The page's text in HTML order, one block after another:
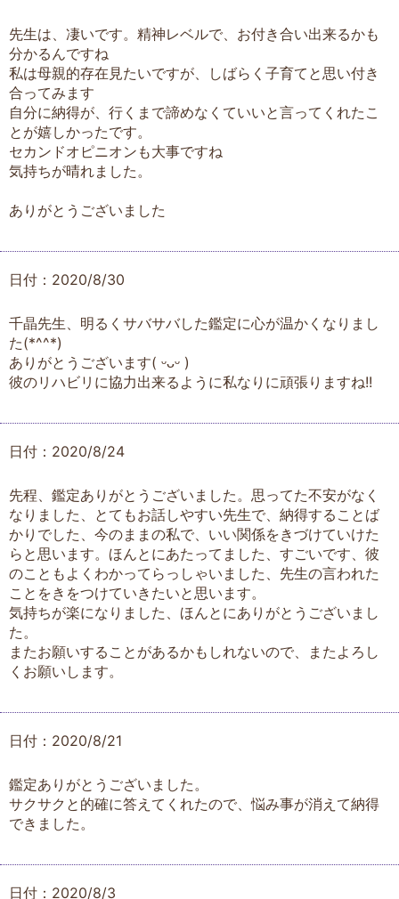
先生は、凄いです。精神レベルで、お付き合い出来るかも
分かるんですね
私は母親的存在見たいですが、しばらく子育てと思い付き
合ってみます
自分に納得が、行くまで諦めなくていいと言ってくれたこ
とが嬉しかったです。
セカンドオピニオンも大事ですね
気持ちが晴れました。
ありがとうございました
日付：2020/8/30
千晶先生、明るくサバサバした鑑定に心が温かくなりまし
た(*^^*)
ありがとうございます( ᵕᴗᵕ )
彼のリハビリに協力出来るように私なりに頑張りますね!!
日付：2020/8/24
先程、鑑定ありがとうございました。思ってた不安がなく
なりました、とてもお話しやすい先生で、納得することば
かりでした、今のままの私で、いい関係をきづけていけた
らと思います。ほんとにあたってました、すごいです、彼
のこともよくわかってらっしゃいました、先生の言われた
ことをきをつけていきたいと思います。
気持ちが楽になりました、ほんとにありがとうございまし
た。
またお願いすることがあるかもしれないので、またよろし
くお願いします。
日付：2020/8/21
鑑定ありがとうございました。
サクサクと的確に答えてくれたので、悩み事が消えて納得
できました。
日付：2020/8/3